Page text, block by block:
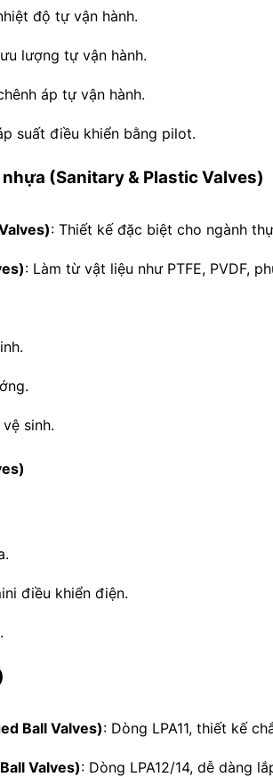
độ tự vận hành.
lượng tự vận hành.
áp tự vận hành.
suất điều khiển bằng pilot.
(Sanitary & Plastic Valves)
: Thiết kế đặc biệt cho ngành
: Làm từ vật liệu như PTFE, PVDF,
sinh.
điều khiển điện.
Ball Valves): Dòng LPA11, thiết kế
Valves): Dòng LPA12/14, dễ dàng